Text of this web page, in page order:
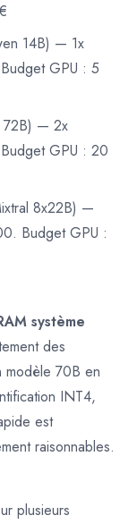
14B) — 1x
GPU : 5
72B) — 2x
GPU : 20
8x22B) —
Budget GPU :
système
des
70B en
INT4,
est
raisonnables.
plusieurs